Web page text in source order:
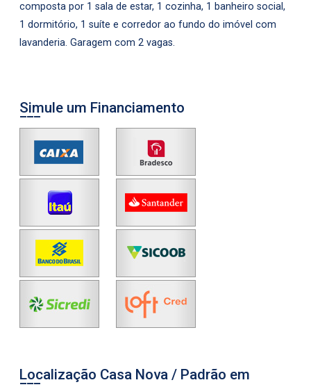
composta por 1 sala de estar, 1 cozinha, 1 banheiro social,
1 dormitório, 1 suíte e corredor ao fundo do imóvel com
lavanderia. Garagem com 2 vagas.
Simule um Financiamento
Localização Casa Nova / Padrão em